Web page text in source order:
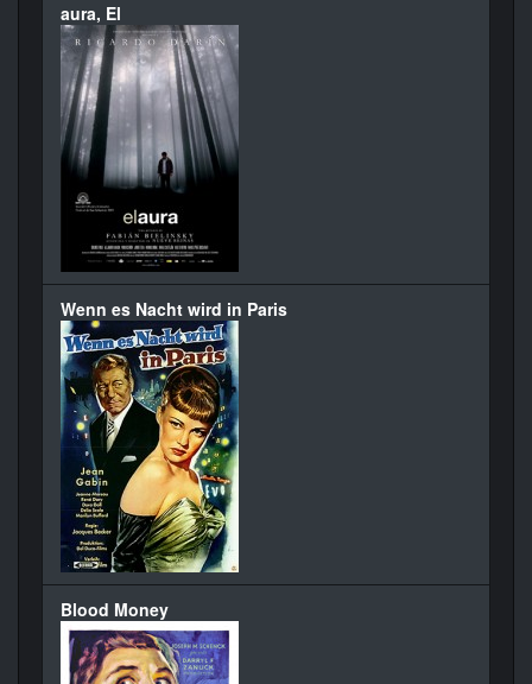
aura, El
Wenn es Nacht wird in Paris
Blood Money